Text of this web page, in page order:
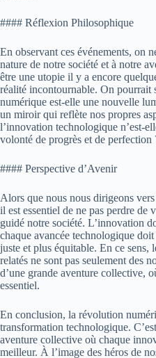
#### Réflexion Philosophique
En observant ces événements, on
nature de notre société et à notre
être une utopie il y a encore
réalité incontournable. On pourrait
numérique est-elle une nouvelle
un miroir qui reflète nos propres
l’innovation technologique n’est-
volonté de progrès et de perfection
#### Perspective d’Avenir
Alors que nous nous dirigeons
il est essentiel de ne pas perdre de
guidé notre société. L’innovation
chaque avancée technologique
juste et plus équitable. En ce sens,
relatés ne sont pas seulement des
d’une grande aventure collective,
essentiel.
En conclusion, la révolution
transformation technologique.
aventure collective où chaque
meilleur. À l’image des héros de